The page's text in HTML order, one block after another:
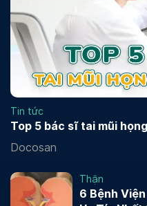
Tin tức
Top 5 bác sĩ tai mũi
Docosan
Thận
6 Bệnh